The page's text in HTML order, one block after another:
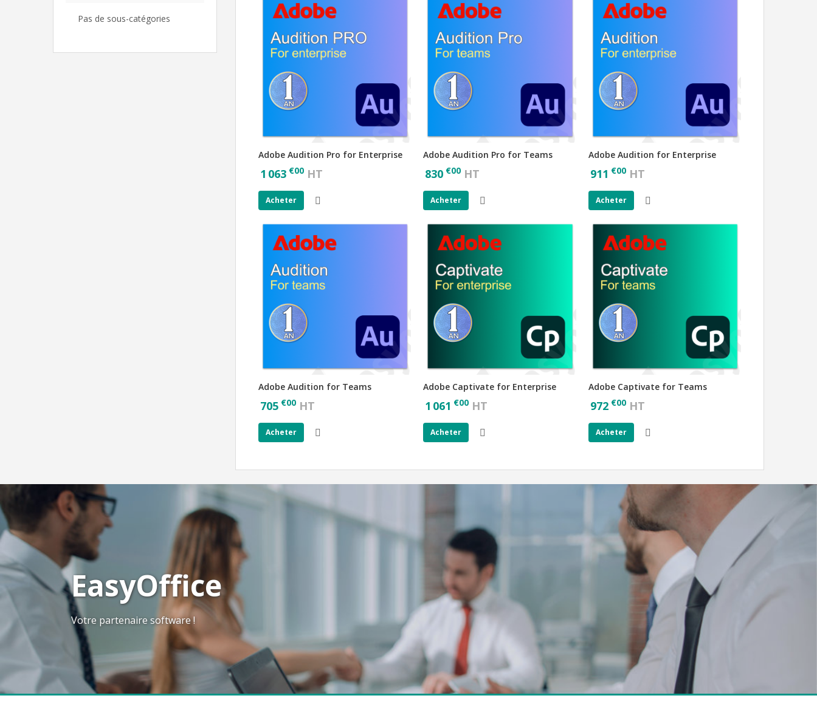
Pas de sous-catégories
Adobe Audition Pro for Enterprise
1 063 €00 HT
Acheter
Adobe Audition Pro for Teams
830 €00 HT
Acheter
Adobe Audition for Enterprise
911 €00HT
Acheter
Adobe Audition for Teams
705 €00 HT
Acheter
Adobe Captivate for Enterprise
1 061 €00 HT
Acheter
Adobe Captivate for Teams
972€00HT
Acheter
EasyOffice
Votre partenaire software !